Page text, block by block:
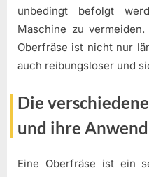
unbedingt befolgt
Maschine zu
Oberfräse ist nicht nur
auch reibungsloser und
Die
und ihre
Eine Oberfräse ist ein